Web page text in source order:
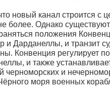
новый канал строится с
более. Однако
положения
и Дарданеллы, и транзит
Конвенция регулирует
и также
и
моря военных